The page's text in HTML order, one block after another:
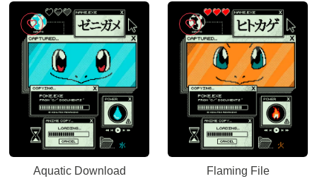
Aquatic Download Flaming File